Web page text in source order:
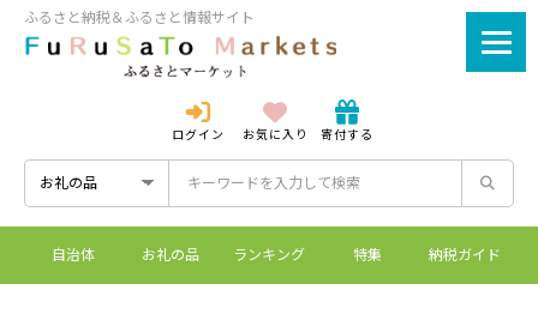
ふるさと納税＆ふるさと情報サイト
ログイン お気に入り 寄付する
自治体 お礼の品 ランキング 特集 納税ガイド